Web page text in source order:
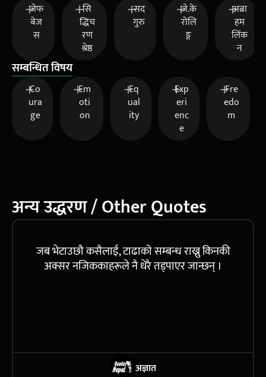
जेफ
बेज
स
सि
द्धिच
रण
श्रेष्ठ
सद
गुरु
जे.के
रोलि
ङ्ग
अब्रा
हम
लिंक
न
सम्बन्धित विषय
Co
ura
ge
Em
oti
on
Eq
ual
ity
Exp
eri
enc
e
Fre
edo
m
अन्य उद्धरण / Other Quotes
जब भेटाउछौ कसैलाई, टाढाको सम्बन्ध राख्नु किनकी
अक्सर नजिककाहरूले नै धेरै तड्पाएर जान्छन् ।
अज्ञात